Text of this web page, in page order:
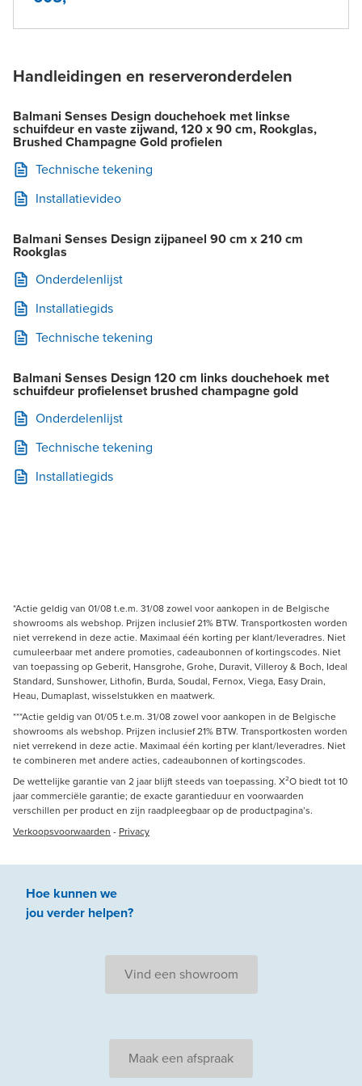
Handleidingen en reserveronderdelen
Balmani Senses Design douchehoek met linkse
schuifdeur en vaste zijwand, 120 x 90 cm, Rookglas,
Brushed Champagne Gold profielen
Technische tekening
Installatievideo
Balmani Senses Design zijpaneel 90 cm x 210 cm
Rookglas
Onderdelenlijst
Installatiegids
Technische tekening
Balmani Senses Design 120 cm links douchehoek met
schuifdeur profielenset brushed champagne gold
Onderdelenlijst
Technische tekening
Installatiegids
*Actie geldig van 01/08 t.e.m. 31/08 zowel voor aankopen in de Belgische
showrooms als webshop. Prijzen inclusief 21% BTW. Transportkosten worden
niet verrekend in deze actie. Maximaal één korting per klant/leveradres. Niet
cumuleerbaar met andere promoties, cadeaubonnen of kortingscodes. Niet
van toepassing op Geberit, Hansgrohe, Grohe, Duravit, Villeroy & Boch, Ideal
Standard, Sunshower, Lithofin, Burda, Soudal, Fernox, Viega, Easy Drain,
Heau, Dumaplast, wisselstukken en maatwerk.
***Actie geldig van 01/05 t.e.m. 31/08 zowel voor aankopen in de Belgische
showrooms als webshop. Prijzen inclusief 21% BTW. Transportkosten worden
niet verrekend in deze actie. Maximaal één korting per klant/leveradres. Niet
te combineren met andere acties, cadeaubonnen of kortingscodes.
De wettelijke garantie van 2 jaar blijft steeds van toepassing. X²O biedt tot 10
jaar commerciële garantie; de exacte garantieduur en voorwaarden
verschillen per product en zijn raadpleegbaar op de productpagina’s.
Verkoopsvoorwaarden - Privacy
Hoe kunnen we
jouverder helpen?
Vind een showroom
Maak een afspraak